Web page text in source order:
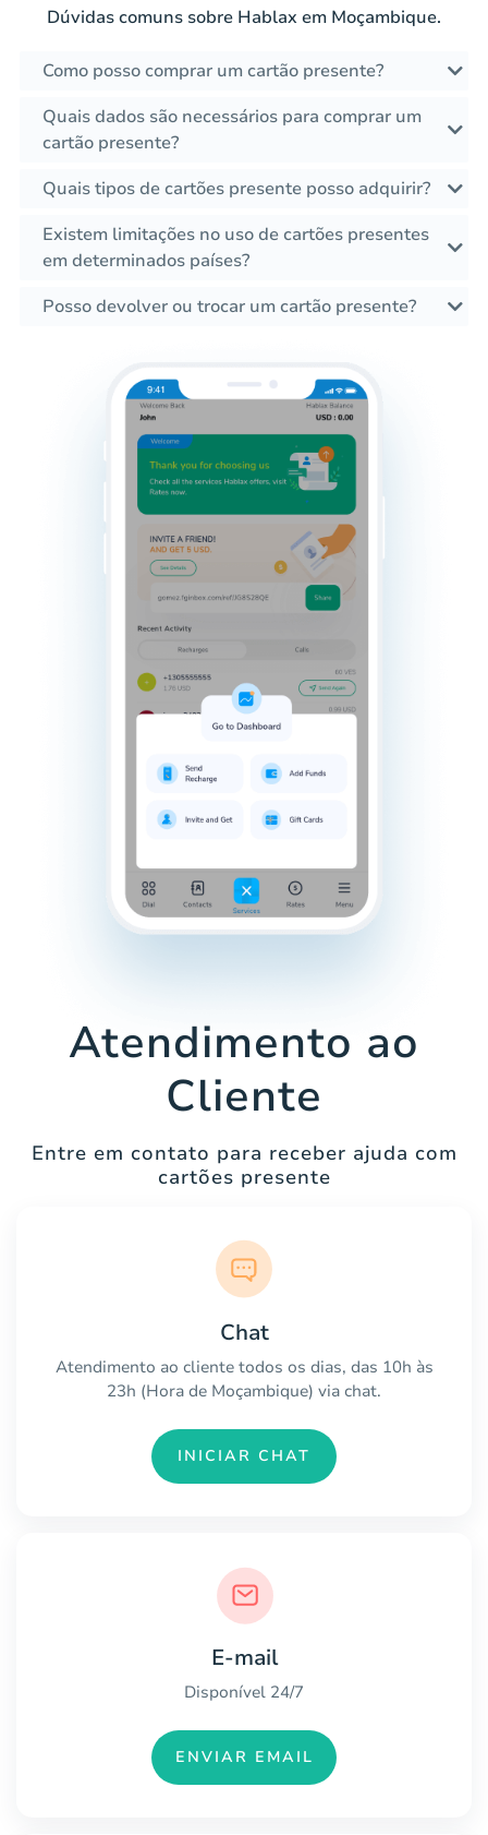
Dúvidas comuns sobre Hablax em Moçambique.
Como posso comprar um cartão presente?
Quais dados são necessários para comprar um
cartão presente?
Quais tipos de cartões presente posso adquirir?
Existem limitações no uso de cartões presentes
em determinados países?
Posso devolver ou trocar um cartão presente?
Atendimento ao
Cliente
Entre em contato para receber ajuda com
cartões presente
Chat
Atendimento ao cliente todos os dias, das 10h às
23h (Hora de Moçambique) via chat.
INICIAR CHAT
E-mail
Disponível 24/7
ENVIAR EMAIL